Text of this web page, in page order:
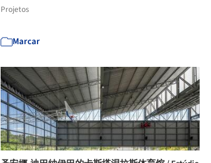
Projetos
Marcar